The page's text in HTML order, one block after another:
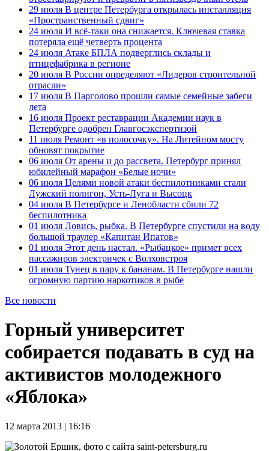
29 июля В центре Петербурга открылась инсталляция
«Пространственный сдвиг»
24 июля И всё-таки она снижается. Ключевая ставка
потеряла ещё четверть процента
24 июля Атаке БПЛА подверглись склады и
птицефабрика в регионе
20 июля В России определяют «Лидеров строительной
отрасли»
17 июля В Парголово прошли самые семейные забеги
лета
16 июля Проект реставрации Академии наук в
Петербурге одобрен Главгосэкспертизой
11 июля Ремонт «в полосочку». На Литейном мосту
обновят покрытие
06 июля От арены и до рассвета. Петербург принял
юбилейный марафон «Белые ночи»
06 июля Целями новой атаки беспилотниками стали
Лужский полигон, Усть-Луга и Высоцк
04 июля В Петербурге и Ленобласти сбили 72
беспилотника
01 июля Ловись, рыбка. В Петербурге спустили на воду
большой траулер «Капитан Ипатов»
01 июля Этот день настал. «Рыбацкое» примет всех
пассажиров электричек с Волховстроя
01 июля Тунец в пару к бананам. В Петербурге нашли
огромную партию наркотиков в рыбе
Все новости
Горный университет
собирается подавать в суд на
активистов молодежного
«Яблока»
12 марта 2013 | 16:16